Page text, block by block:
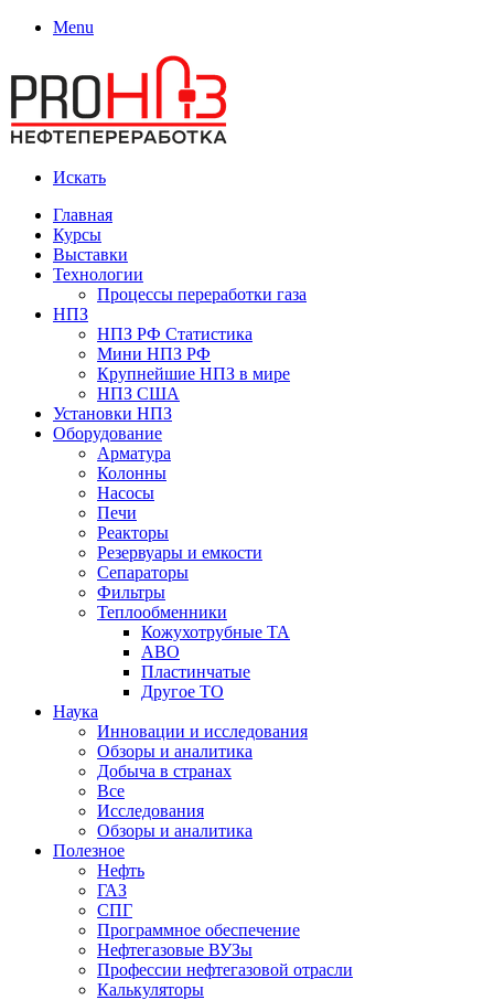
Menu
Искать
Главная
Курсы
Выставки
Технологии
Процессы переработки газа
НПЗ
НПЗ РФ Статистика
Мини НПЗ РФ
Крупнейшие НПЗ в мире
НПЗ США
Установки НПЗ
Оборудование
Арматура
Колонны
Насосы
Печи
Реакторы
Резервуары и емкости
Сепараторы
Фильтры
Теплообменники
Кожухотрубные ТА
АВО
Пластинчатые
Другое ТО
Наука
Инновации и исследования
Обзоры и аналитика
Добыча в странах
Все
Исследования
Обзоры и аналитика
Полезное
Нефть
ГАЗ
СПГ
Программное обеспечение
Нефтегазовые ВУЗы
Профессии нефтегазовой отрасли
Калькуляторы